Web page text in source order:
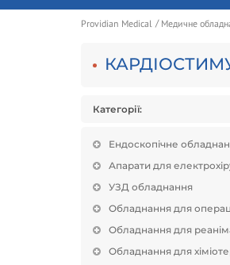
Providian Medical Медичне
Категорії:
Ендоскопічне
Апарати для
УЗД обладнання
Обладнання для
Обладнання для
Обладнання для